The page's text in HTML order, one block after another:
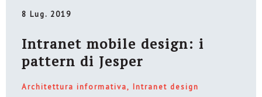
8 Lug. 2019
Intranet mobile design: i
pattern di Jesper
Architettura informativa Intranet design